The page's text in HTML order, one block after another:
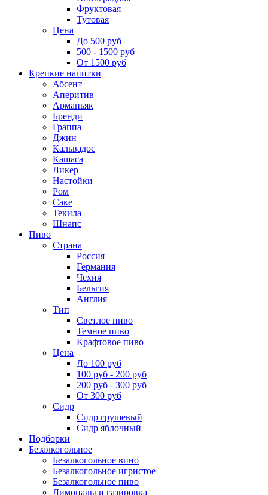
Фруктовая
Тутовая
Цена
До 500 руб
500 - 1500 руб
От 1500 руб
Крепкие напитки
Абсент
Аперитив
Арманьяк
Бренди
Граппа
Джин
Кальвадос
Кашаса
Ликер
Настойки
Ром
Саке
Текила
Шнапс
Пиво
Страна
Россия
Германия
Чехия
Бельгия
Англия
Тип
Светлое пиво
Темное пиво
Крафтовое пиво
Цена
До 100 руб
100 руб - 200 руб
200 руб - 300 руб
От 300 руб
Сидр
Сидр грушевый
Сидр яблочный
Подборки
Безалкогольное
Безалкогольное вино
Безалкогольное игристое
Безалкогольное пиво
Лимонады и газировка